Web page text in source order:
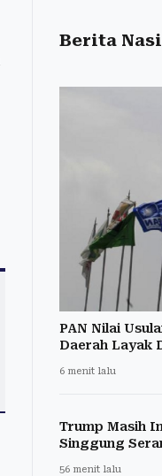
Berita
PAN Nilai
Daerah Layak
6 menit lalu
Trump Masih
Singgung
56 menit lalu